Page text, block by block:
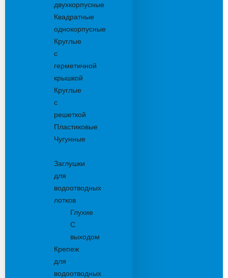
двухкорпусные
Квадратные
однокорпусные
Круглые
с
герметичной
крышкой
Круглые
с
решеткой
Пластиковые
Чугунные
Заглушки
для
водоотводных
лотков
Глухие
С
выходом
Крепеж
для
водоотводных